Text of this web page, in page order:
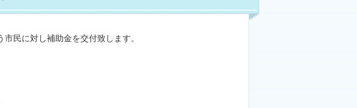
民に対し補助金を交付致します。